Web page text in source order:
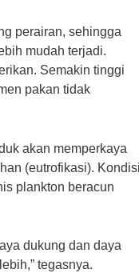
perairan, sehingga
mudah terjadi.
Semakin tinggi
pakan tidak
akan memperkaya
(eutrofikasi).
plankton beracun
dukung dan daya
tegasnya.